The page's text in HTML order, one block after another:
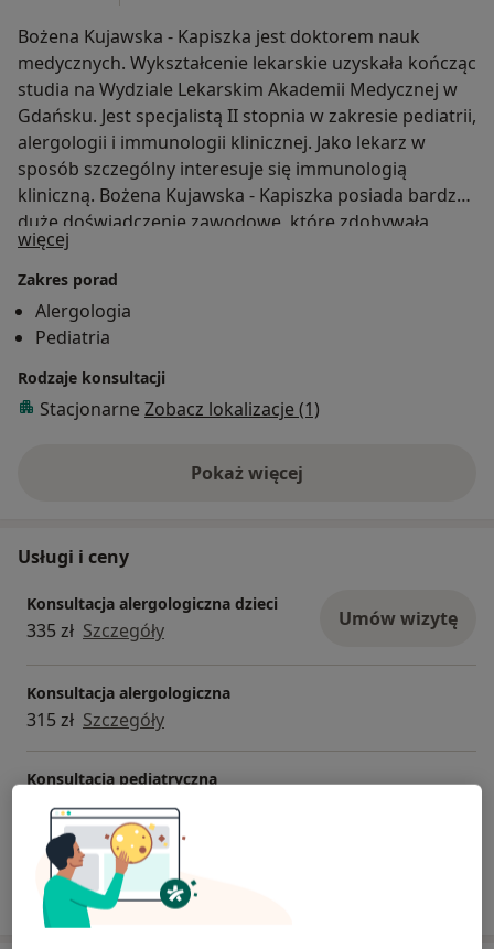
Bożena Kujawska - Kapiszka jest doktorem nauk
medycznych. Wykształcenie lekarskie uzyskała kończąc
studia na Wydziale Lekarskim Akademii Medycznej w
Gdańsku. Jest specjalistą II stopnia w zakresie pediatrii,
alergologii i immunologii klinicznej. Jako lekarz w
sposób szczególny interesuje się immunologią
kliniczną. Bożena Kujawska - Kapiszka posiada bardzo
duże doświadczenie zawodowe, które zdobywała
pracując na Oddziale Pediatryczno - Alergologicznym
w Szpitalu Dziecięcym w Gdańsku - Oliwie oraz w
prywatnych gabinetach specjalistycznych.
więcej
Zakres porad
Alergologia
Pediatria
Rodzaje konsultacji
Stacjonarne Zobacz lokalizacje (1)
Pokaż więcejo doświadczeniu
Usługi i ceny
Konsultacja alergologiczna dzieci
335 zł Szczegóły Umów wizytę
Konsultacja alergologiczna
315 zł Szczegóły
Konsultacja pediatryczna
Od 200 zł Szczegóły
W jaki sposób ustalane są ceny?